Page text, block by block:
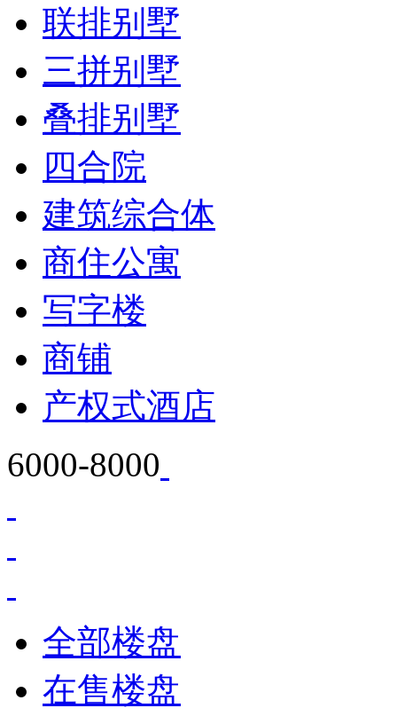
联排别墅
三拼别墅
叠排别墅
四合院
建筑综合体
商住公寓
写字楼
商铺
产权式酒店
6000-8000
全部楼盘
在售楼盘